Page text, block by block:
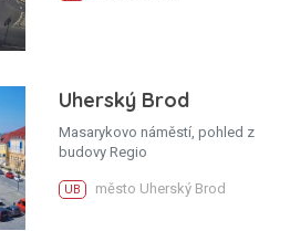
Uherský Brod
Masarykovo náměstí, pohled z
budovy Regio
UB město Uherský Brod